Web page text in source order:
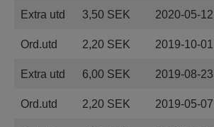
Extra utd 3,50 SEK 2020-05-12
Ord.utd 2,20 SEK 2019-10-01
Extra utd 6,00 SEK 2019-08-23
Ord.utd 2,20 SEK 2019-05-07